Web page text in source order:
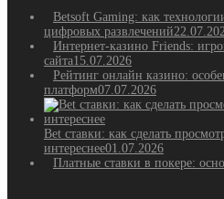
Betsoft Gaming: как
цифровых развлечений
Интернет-казино Friends:
сайта15.07.2026
Рейтинг онлайн казино:
платформ07.07.2026
Bet ставки: как сделать
интереснее01.07.2026
Платные ставки в покере: